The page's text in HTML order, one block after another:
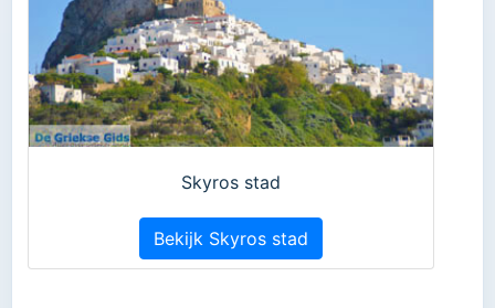
Skyros stad
Bekijk Skyros stad